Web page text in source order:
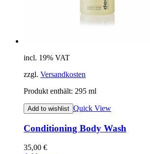
incl. 19% VAT
zzgl. Versandkosten
Produkt enthält: 295 ml
Add to wishlist Quick View
Conditioning Body Wash
35,00 €